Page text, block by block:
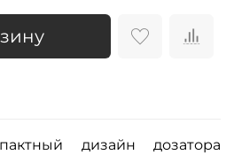
дизайн дозатора